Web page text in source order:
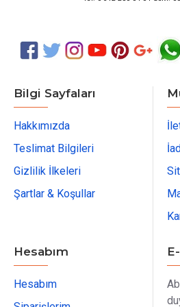
Bilgi Sayfaları
Hakkımızda
Teslimat Bilgileri
Gizlilik İlkeleri
Şartlar & Koşullar
Hesabım
Hesabım